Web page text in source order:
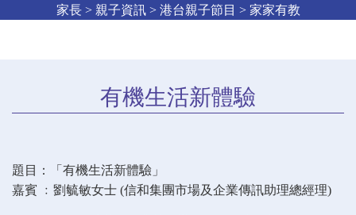
家長 > 親子資訊 > 港台親子節目 > 家家有教
有機生活新體驗
題目：「有機生活新體驗」
嘉賓 ﹕劉毓敏女士 (信和集團市場及企業傳訊助理總經理)